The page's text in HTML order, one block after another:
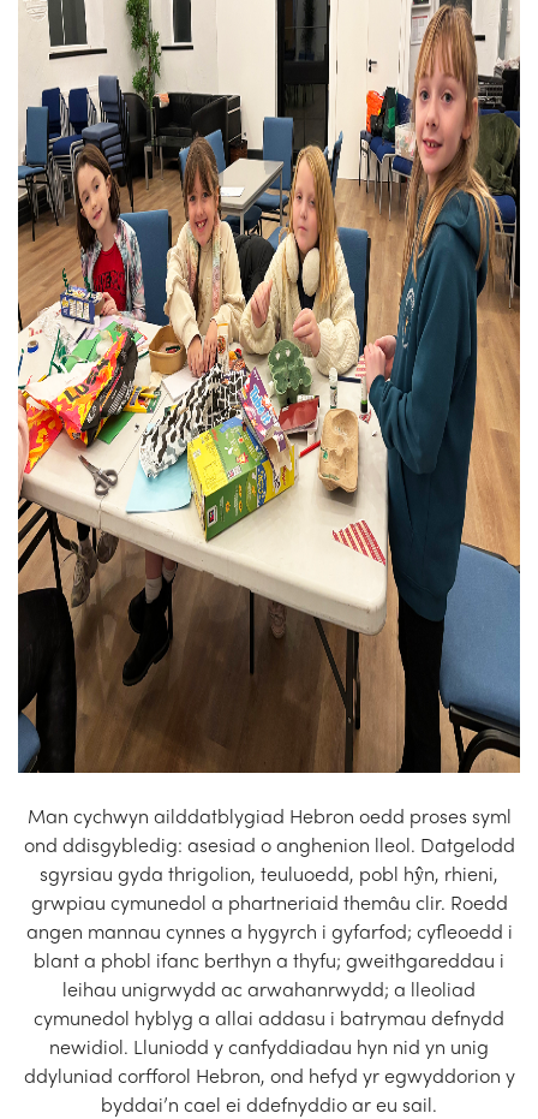
Man cychwyn ailddatblygiad Hebron oedd proses syml
ond ddisgybledig: asesiad o anghenion lleol. Datgelodd
sgyrsiau gyda thrigolion, teuluoedd, pobl hŷn, rhieni,
grwpiau cymunedol a phartneriaid themâu clir. Roedd
angen mannau cynnes a hygyrch i gyfarfod; cyfleoedd i
blant a phobl ifanc berthyn a thyfu; gweithgareddau i
leihau unigrwydd ac arwahanrwydd; a lleoliad
cymunedol hyblyg a allai addasu i batrymau defnydd
newidiol. Lluniodd y canfyddiadau hyn nid yn unig
ddyluniad corfforol Hebron, ond hefyd yr egwyddorion y
byddai’n cael ei ddefnyddio ar eu sail.